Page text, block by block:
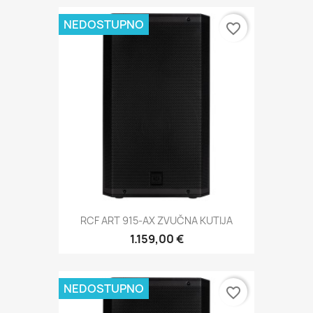
RCF ART 915-AX ZVUČNA KUTIJA
1.159,00 €
NEDOSTUPNO favorite_border
NEDOSTUPNO favorite_border